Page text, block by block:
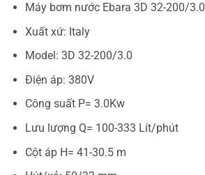
Máy bơm nước Ebara 3D 32-200/3.0
Xuất xứ: Italy
Model: 3D 32-200/3.0
Điện áp: 380V
Công suất P= 3.0Kw
Lưu lượng Q= 100-333 Lít/phút
Cột áp H= 41-30.5 m